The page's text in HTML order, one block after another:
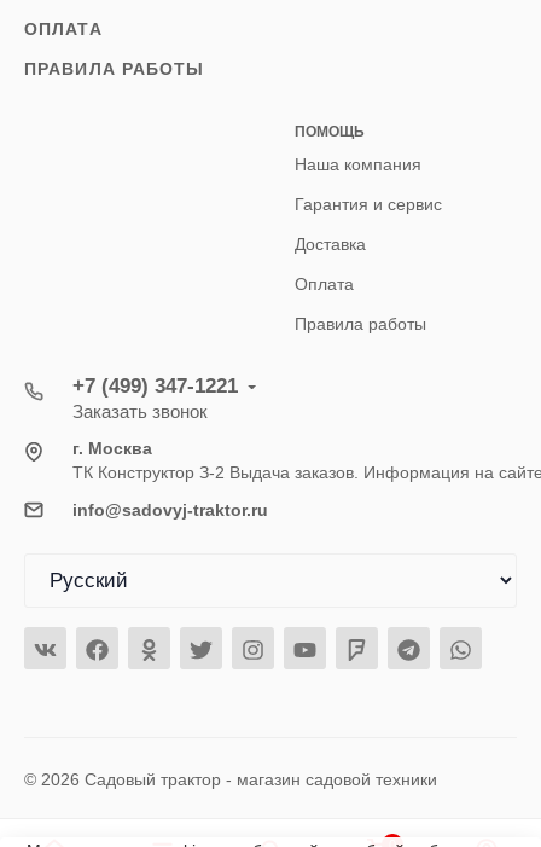
ОПЛАТА
ПРАВИЛА РАБОТЫ
ПОМОЩЬ
Наша компания
Гарантия и сервис
Доставка
Оплата
Правила работы
+7 (499) 347-1221
Заказать звонок
г. Москва
ТК Конструктор З-2 Выдача заказов. Информация на
info@sadovyj-traktor.ru
© 2026 Садовый трактор - магазин садовой техники